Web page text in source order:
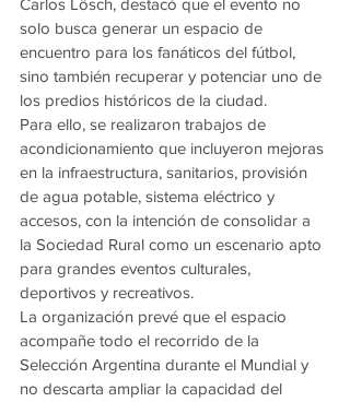
Carlos Lösch, destacó que el evento no
solo busca generar un espacio de
encuentro para los fanáticos del fútbol,
sino también recuperar y potenciar uno de
los predios históricos de la ciudad.
Para ello, se realizaron trabajos de
acondicionamiento que incluyeron mejoras
en la infraestructura, sanitarios, provisión
de agua potable, sistema eléctrico y
accesos, con la intención de consolidar a
la Sociedad Rural como un escenario apto
para grandes eventos culturales,
deportivos y recreativos.
La organización prevé que el espacio
acompañe todo el recorrido de la
Selección Argentina durante el Mundial y
no descarta ampliar la capacidad del